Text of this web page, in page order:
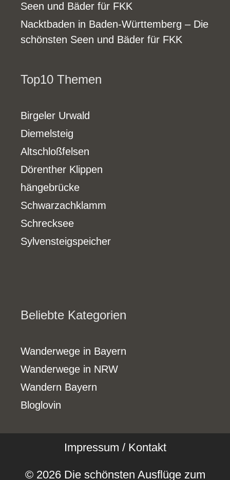
Seen und Bäder für FKK
Nacktbaden in Baden-Württemberg – Die
schönsten Seen und Bäder für FKK
Top10 Themen
Birgeler Urwald
Diemelsteig
Altschloßfelsen
Dörenther Klippen
hängebrücke
Schwarzachklamm
Schrecksee
Sylvensteigspeicher
Beliebte Kategorien
Wanderwege in Bayern
Wanderwege in NRW
Wandern Bayern
Bloglovin
Impressum / Kontakt
© 2026 Die schönsten Ausflüge zum